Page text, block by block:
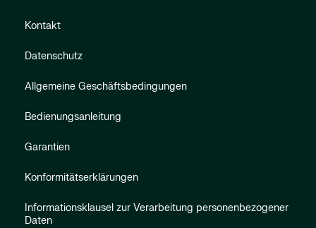
Kontakt
Datenschutz
Allgemeine Geschäftsbedingungen
Bedienungsanleitung
Garantien
Konformitätserklärungen
Informationsklausel zur Verarbeitung personenbezogener
Daten